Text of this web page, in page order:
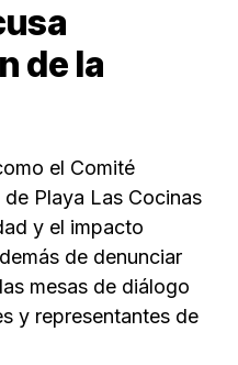
de la
el Comité
Playa Las Cocinas
y el impacto
de denunciar
mesas de diálogo
y representantes de